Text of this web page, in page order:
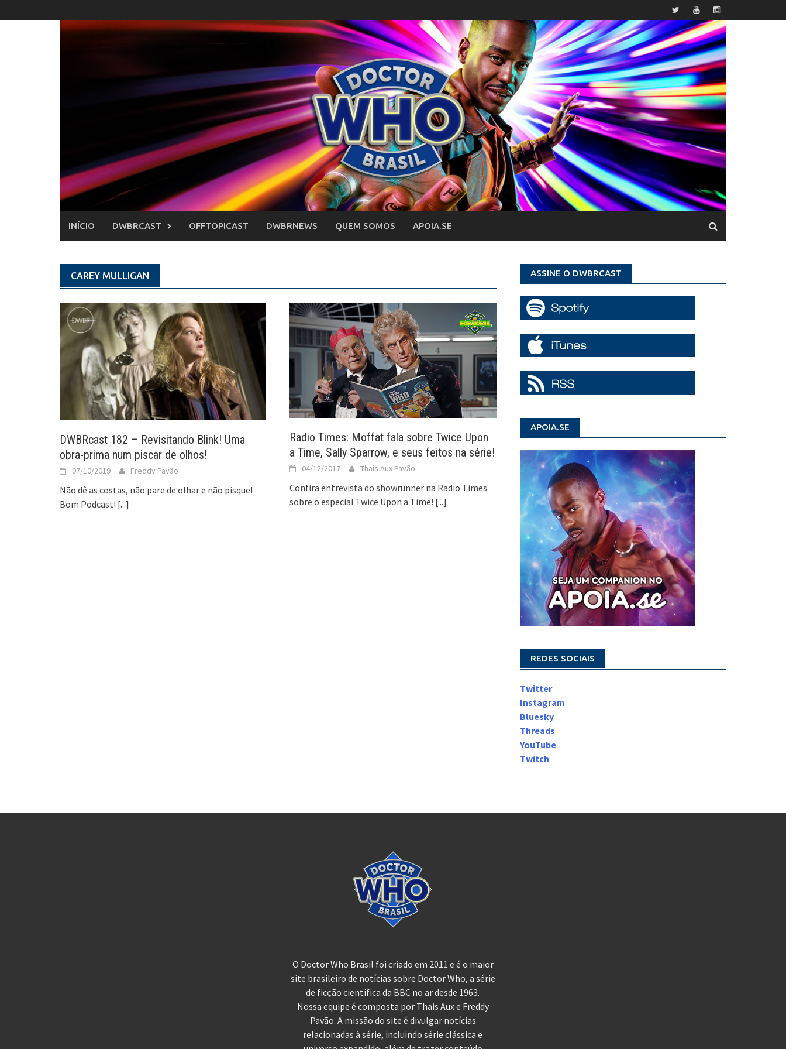
to
INÍCIO DWBRCAST OFFTOPICAST DWBRNEWS QUEM SOMOS APOIA.SE
CAREY MULLIGAN
DWBRcast 182 – Revisitando Blink! Uma
obra-prima num piscar de olhos!
07/10/2019 Freddy Pavão
Não dê as costas, não pare de olhar e não pisque!
Bom Podcast! [...]
Radio Times: Moffat fala sobre Twice Upon
a Time, Sally Sparrow, e seus feitos na série!
04/12/2017 Thais Aux Pavão
Confira entrevista do showrunner na Radio Times
sobre o especial Twice Upon a Time! [...]
ASSINE O DWBRCAST
APOIA.SE
REDES SOCIAIS
Twitter
Instagram
Bluesky
Threads
YouTube
Twitch
O Doctor Who Brasil foi criado em 2011 e é o maior
site brasileiro de notícias sobre Doctor Who, a série
de ficção científica da BBC no ar desde 1963.
Nossa equipe é composta por Thais Aux e Freddy
Pavão. A missão do site é divulgar notícias
relacionadas à série, incluindo série clássica e